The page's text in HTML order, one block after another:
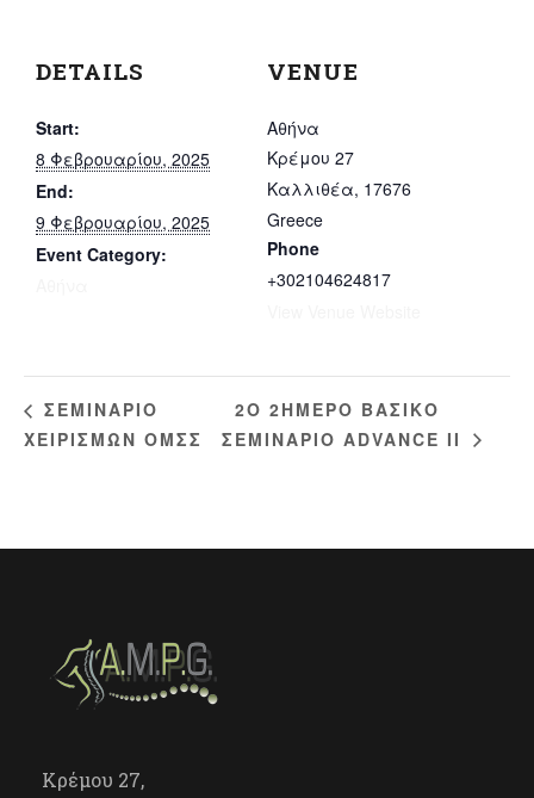
DETAILS
Start:
8 Φεβρουαρίου, 2025
End:
9 Φεβρουαρίου, 2025
Event Category:
VENUE
Αθήνα
Κρέμου 27
Καλλιθέα, 17676
Greece
Phone
+302104624817
ΣΕΜΙΝΑΡΙΟ
ΧΕΙΡΙΣΜΩΝ ΟΜΣΣ
2Ο 2ΗΜΕΡΟ ΒΑΣΙΚΟ
ΣΕΜΙΝΑΡΙΟ ΑDVANCE IΙ
Κρέμου 27,